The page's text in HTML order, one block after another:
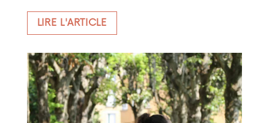
LIRE L'ARTICLE